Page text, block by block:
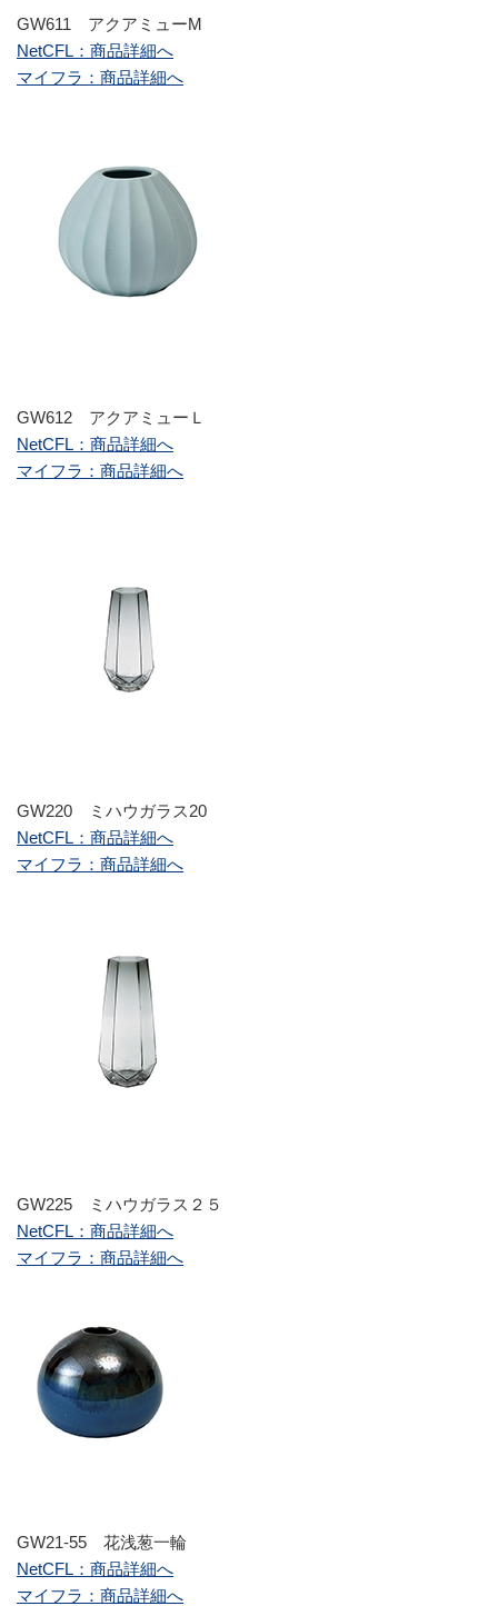
GW611 アクアミューM
NetCFL：商品詳細へ
マイフラ：商品詳細へ
GW612 アクアミューＬ
NetCFL：商品詳細へ
マイフラ：商品詳細へ
GW220 ミハウガラス20
NetCFL：商品詳細へ
マイフラ：商品詳細へ
GW225 ミハウガラス２５
NetCFL：商品詳細へ
マイフラ：商品詳細へ
GW21-55 花浅葱一輪
NetCFL：商品詳細へ
マイフラ：商品詳細へ